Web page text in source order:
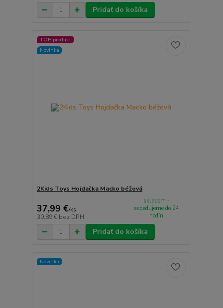
Pridať do košíka
TOP produkt
Novinka
2Kids Toys Hojdačka Macko béžová
37,99 €/ks
30,89 € bez DPH
skladom -
expedujeme do 24
hodín
Pridať do košíka
Novinka